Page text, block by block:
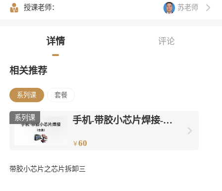
授课老师： 苏老师
详情 评论
相关推荐
系列课 套餐
系列课
手机-带胶小芯片焊接-合
￥60
带胶小芯片之芯片拆卸三